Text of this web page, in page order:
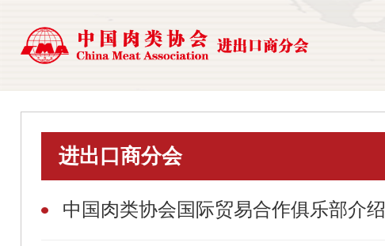
进出口商分会
中国肉类协会国际贸易合作俱乐部介绍